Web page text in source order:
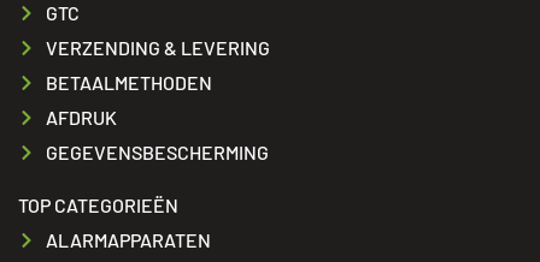
GTC
VERZENDING & LEVERING
BETAALMETHODEN
AFDRUK
GEGEVENSBESCHERMING
TOP CATEGORIEËN
ALARMAPPARATEN